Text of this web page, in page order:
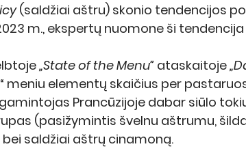
(saldžiai aštru) skonio tendencijos
m., ekspertų nuomone ši
„State of the Menu” ataskaitoje
meniu elementų skaičius per
gamintojas Prancūzijoje dabar siūlo
(pasižymintis švelnu aštrumu,
saldžiai aštrų cinamoną.